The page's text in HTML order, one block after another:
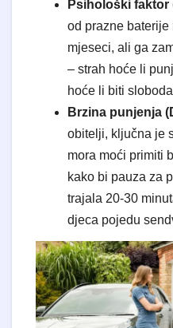
Psihološki faktor
od prazne
mjeseci, ali ga
– strah hoće li
hoće li biti
Brzina punjenja
obitelji, ključna je
mora moći primiti
kako bi pauza za
trajala 20-30
djeca pojedu